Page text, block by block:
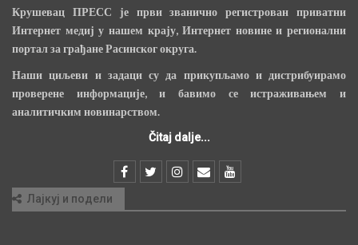
Крушевац ПРЕСС је први званично регистрован приватни
Интернет медиј у нашем крају, Интернет новине и регионални
портал за грађане Расинског округа.
Наши циљеви и задаци су да прикупљамо и дистрибуирамо
проверене информације, и бавимо се истраживањем и
аналитичким новинарством.
Čitaj dalje...
Лајкуј и подели